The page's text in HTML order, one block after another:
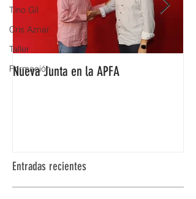
Tino Gil
Cris Aznar
Taller
Formación
Nueva Junta en la APFA
Entradas recientes